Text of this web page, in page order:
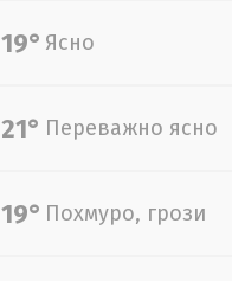
19° Ясно
21° Переважно ясно
19° Похмуро, грози